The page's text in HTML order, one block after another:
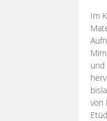
Im
und
von